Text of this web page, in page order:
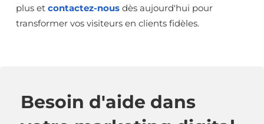
plus et contactez-nous dès aujourd'hui pour
transformer vos visiteurs en clients fidèles.
Besoin d'aide dans